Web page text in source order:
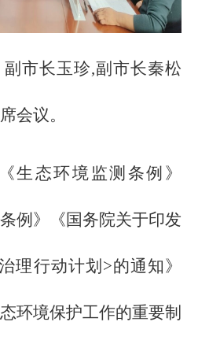
市长玉珍,副市长秦松
会议。
生态环境监测条例》
例》《国务院关于印发
理行动计划>的通知》
环境保护工作的重要制